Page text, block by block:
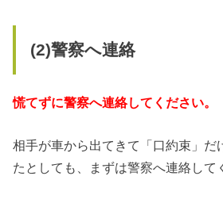
(2)警察へ連絡
慌てずに警察へ連絡してください。
相手が車から出てきて「口約束」だ
たとしても、まずは警察へ連絡して